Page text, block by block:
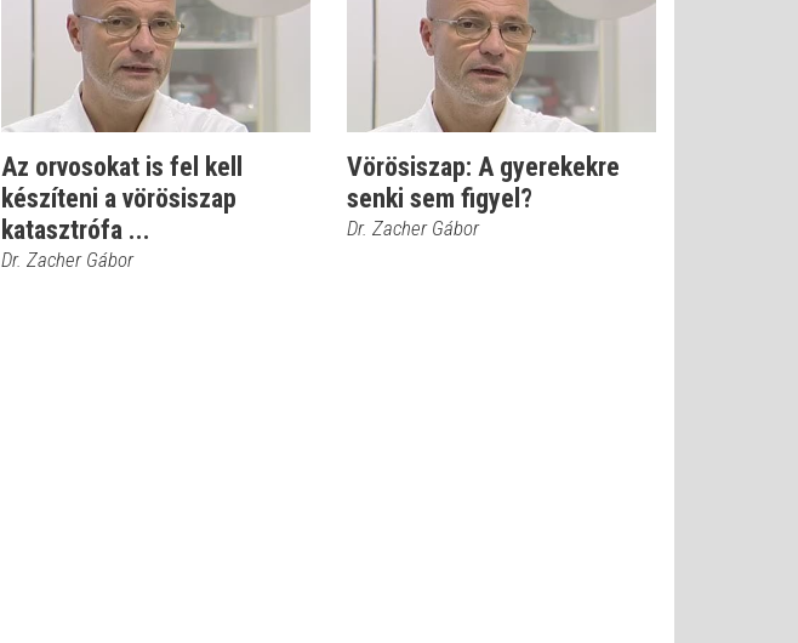
Az orvosokat is fel kell
készíteni a vörösiszap
katasztrófa ...
Dr. Zacher Gábor
Vörösiszap: A gyerekekre
senki sem figyel?
Dr. Zacher Gábor